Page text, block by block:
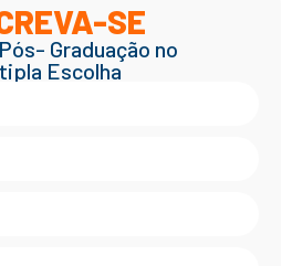
SE
Graduação no
Escolha